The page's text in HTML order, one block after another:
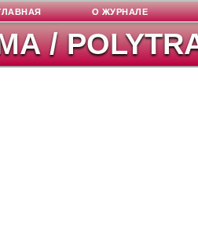
/
О ЖУРНАЛЕ